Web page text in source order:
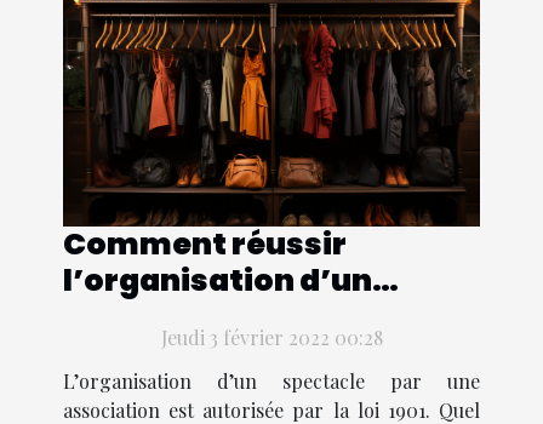
Comment réussir
l’organisation d’un
Jeudi 3 février 2022 00:28
L’organisation d’un spectacle par une
association est autorisée par la loi 1901. Quel